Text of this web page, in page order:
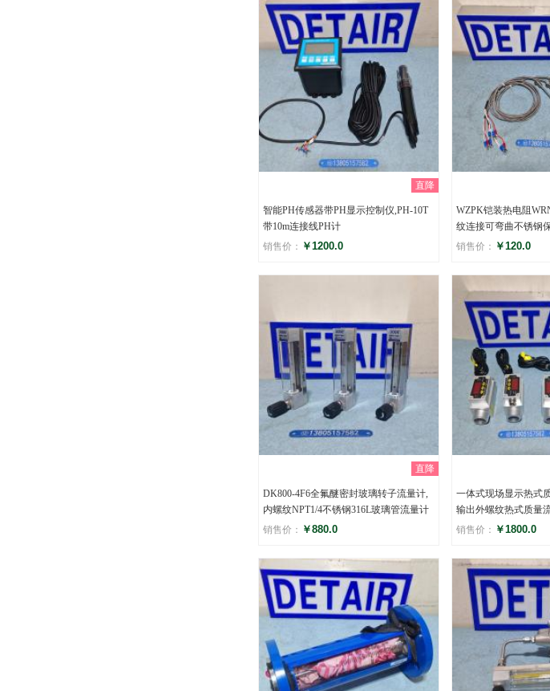
()
()
直降
智能PH传感器带PH显示控制仪,PH-10T
带10m连接线PH计
销售价： ￥1200.0
评分
WZPK铠装热电阻
纹连接可弯曲不锈钢
销售价： ￥120.0
评分
()
直降
DK800-4F6全氟醚密封玻璃转子流量计,
内螺纹NPT1/4不锈钢316L玻璃管流量计
销售价： ￥880.0
评分
()
一体式现场显示热式
输出外螺纹热式质量
销售价： ￥1800.0
评分
()